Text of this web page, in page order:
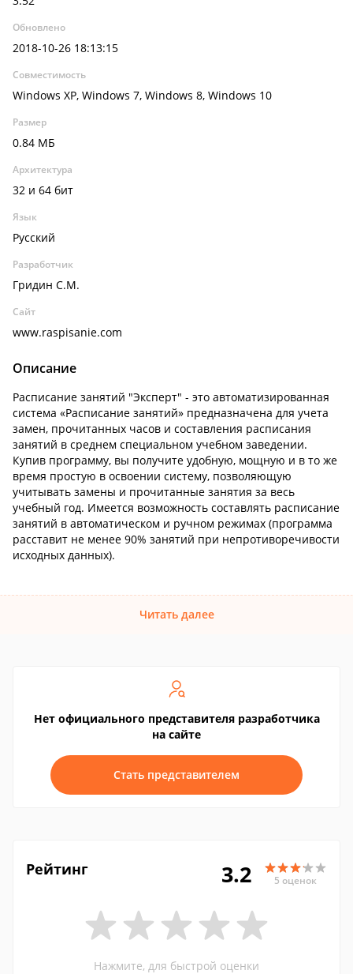
Обновлено
2018-10-26 18:13:15
Совместимость
Windows XP, Windows 7, Windows 8, Windows 10
Размер
0.84 МБ
Архитектура
32 и 64 бит
Язык
Русский
Разработчик
Гридин С.М.
Сайт
www.raspisanie.com
Описание
Расписание занятий "Эксперт" - это автоматизированная
система «Расписание занятий» предназначена для учета
замен, прочитанных часов и составления расписания
занятий в среднем специальном учебном заведении.
Купив программу, вы получите удобную, мощную и в то же
время простую в освоении систему, позволяющую
учитывать замены и прочитанные занятия за весь
учебный год. Имеется возможность составлять расписание
занятий в автоматическом и ручном режимах (программа
расставит не менее 90% занятий при непротиворечивости
исходных данных).
Читать далее
Нет официального представителя разработчика
на сайте
Стать представителем
Рейтинг 3.2 5 оценок
Нажмите, для быстрой оценки